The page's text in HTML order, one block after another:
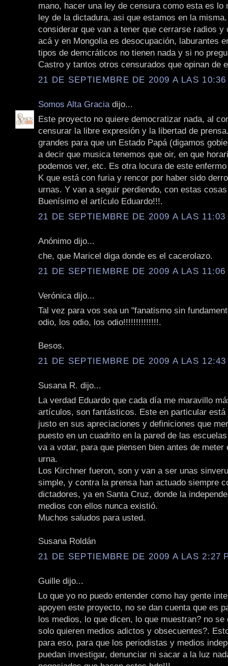
mano, hacer una ley de censura como esta es lo
ley de la dictadura, asi que estamos en la
considerar que van a tener que cerrarse radios y
acá y en Mongolia es desocupación, laburantes
tipos de demcráticos no tienen nada y si no
Castro y tantos otros censurados que opinan de
21 DE SEPTIEMBRE DE 2009 A LAS
Somos Alta Gracia dijo...
Este proyecto no quiere democratizar nada, al
censurar la libre expresión y la libertad de
grandes para que un Estado Papá (digamos
a decir que musica tenemos que oir, en que
podemos ver, etc. Es otra locura de este
K que está con furia y rencor por haber sido
urnas. Y van a seguir perdiendo, con estas
Buenísimo el artículo Eduardo!!!.
21 DE SEPTIEMBRE DE 2009 A LAS
Anónimo dijo...
che, que Maricel diga donde es el cacerolazo.
21 DE SEPTIEMBRE DE 2009 A LAS
Verónica dijo...
Tal vez para vos sea un "fanatismo sin
odio, los odio, los odio!!!!!!!!!!!!!!.
Besos.
21 DE SEPTIEMBRE DE 2009 A LAS 12:43
Susana R. dijo...
La verdad Eduardo que cada día me maravillo
artículos, son fantásticos. Este en particular está
justo en sus apreciaciones y definiciones que
puesto en un cuadrito en la pared de las
va a votar, para que piensen bien antes de meter
urna.
Los Kirchner fueron, son y van a ser unas
simple, y contra la prensa han actuado siempre
dictadores, ya en Santa Cruz, donde la
medios con ellos nunca existió.
Muchos saludos para usted.
Susana Roldán
21 DE SEPTIEMBRE DE 2009 A LAS 2:27
Guille dijo...
Lo que yo no puedo entender como hay gente
apoyen este proyecto, no se dan cuenta que es
los medios, lo que dicen, lo que muestran? no se
solo quieren medios adictos y obsecuentes?.
para eso, para que los periodistas y medios
puedan investigar, denunciar ni sacar a la luz